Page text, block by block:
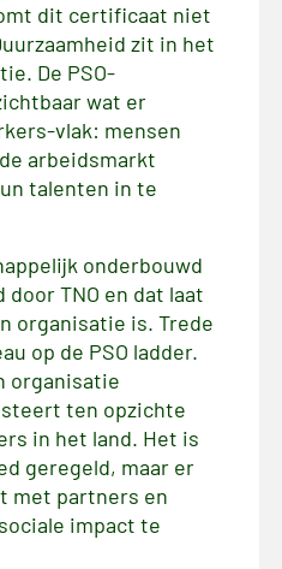
dit certificaat niet
zit in het
De PSO-
wat er
vlak: mensen
arbeidsmarkt
talenten in te
onderbouwd
TNO en dat laat
organisatie is. Trede
op de PSO ladder.
organisatie
ten opzichte
in het land. Het is
geregeld, maar er
met partners en
impact te